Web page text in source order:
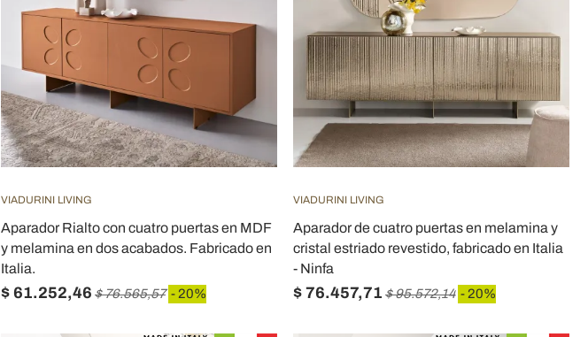
VIADURINI LIVING
Aparador Rialto con cuatro puertas en MDF
y melamina en dos acabados. Fabricado en
Italia.
$ 61.252,46 $ 76.565,57 - 20%
VIADURINI LIVING
Aparador de cuatro puertas en melamina y
cristal estriado revestido, fabricado en Italia
- Ninfa
$ 76.457,71 $ 95.572,14 - 20%